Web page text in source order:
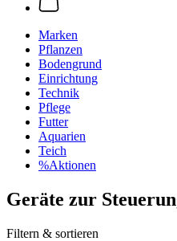
Marken
Pflanzen
Bodengrund
Einrichtung
Technik
Pflege
Futter
Aquarien
Teich
%Aktionen
Geräte zur
Filtern & sortieren